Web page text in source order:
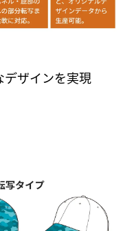
デザインを実現